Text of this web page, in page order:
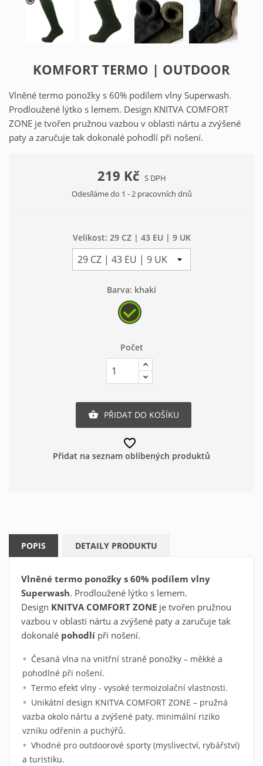
KOMFORT TERMO | OUTDOOR
Vlněné termo ponožky s 60% podílem vlny Superwash.
Prodloužené lýtko s lemem. Design KNITVA COMFORT
ZONE je tvořen pružnou vazbou v oblasti nártu a zvýšené
paty a zaručuje tak dokonalé pohodlí při nošení.
219 Kč S DPH
Odesíláme do 1 - 2 pracovních dnů
Velikost: 29 CZ | 43 EU | 9 UK
Barva: khaki
khaki
Počet
 PŘIDAT DO KOŠÍKU
favorite_border
Přidat na seznam oblíbených produktů
POPIS DETAILY PRODUKTU
Vlněné termo ponožky s 60% podílem vlny
Superwash. Prodloužené lýtko s lemem.
Design KNITVA COMFORT ZONE je tvořen pružnou
vazbou v oblasti nártu a zvýšené paty a zaručuje tak
dokonalé pohodlí při nošení.
Česaná vlna na vnitřní straně ponožky – měkké a
pohodlné při nošení.
Termo efekt vlny - vysoké termoizolační vlastnosti.
Unikátní design KNITVA COMFORT ZONE – pružná
vazba okolo nártu a zvýšené paty, minimální riziko
vzniku odřenin a puchýřů.
Vhodné pro outdoorové sporty (myslivectví, rybářství)
a turistiku.
Můj seznam přání
add_circle_outlineVytvořit nový seznam
Vytvořit seznam oblíbených
produktů
×
Název seznamu oblíbených produktů
Zrušit
Vytvořit seznam oblíbených produktů
Přihlásit se ×
Musíte být přihlášen, abyste si mohli výrobky uložit do
svého seznamu oblíbených produktů.
Zrušit Přihlásit se